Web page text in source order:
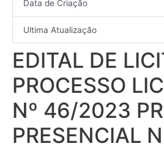
Data de Criação
Ultima Atualização
EDITAL DE
PROCESSO
Nº 46/2023
PRESENCIAL